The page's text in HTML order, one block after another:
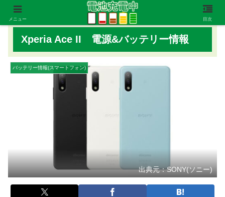
Xperia Ace II 電源&バッテリー情報
バッテリー情報(スマートフォン)
出典元：SONY(ソニー)
メニュー 目次